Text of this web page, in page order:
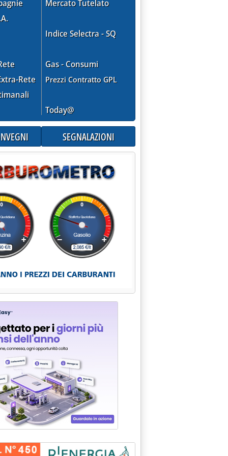
Rete
Mercato Tutelato
Indice Selectra - SQ
Gas - Consumi
Prezzi Contratto GPL
Today@
SEGNALAZIONI